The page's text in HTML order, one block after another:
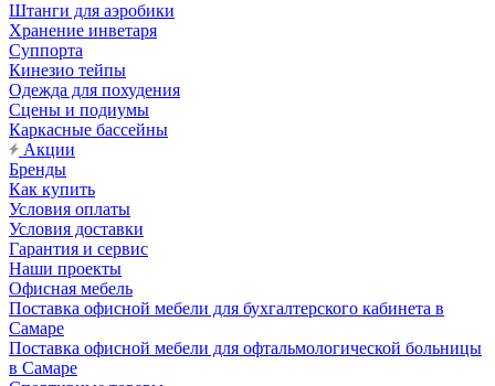
Штанги для аэробики
Хранение инветаря
Суппорта
Кинезио тейпы
Одежда для похудения
Сцены и подиумы
Каркасные бассейны
Акции
Бренды
Как купить
Условия оплаты
Условия доставки
Гарантия и сервис
Наши проекты
Офисная мебель
Поставка офисной мебели для бухгалтерского кабинета в
Самаре
Поставка офисной мебели для офтальмологической больницы
в Самаре